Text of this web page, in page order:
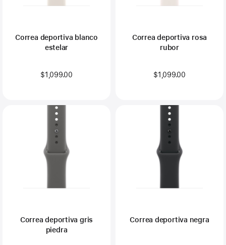
Correa deportiva blanco
estelar
$1,099.00
Correa deportiva rosa
rubor
$1,099.00
Correa deportiva gris
piedra
Correa deportiva negra